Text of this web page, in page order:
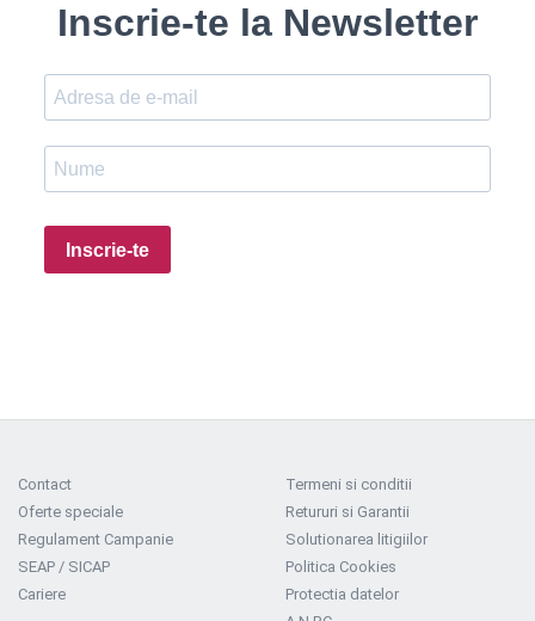
Inscrie-te la Newsletter
Inscrie-te
Contact
Oferte speciale
Regulament Campanie
SEAP / SICAP
Cariere
Termeni si conditii
Retururi si Garantii
Solutionarea litigiilor
Politica Cookies
Protectia datelor